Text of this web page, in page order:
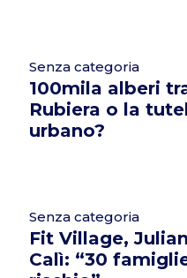
Senza categoria
100mila alberi
Rubiera o la
urbano?
Senza categoria
Fit Village,
Calì: “30